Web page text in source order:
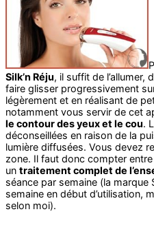
Silk’n Réju, il suffit de l’allumer,
faire glisser progressivement
légèrement et en réalisant de
notamment vous servir de cet
le contour des yeux et le cou.
déconseillées en raison de la
lumière diffusées. Vous devez
zone. Il faut donc compter
un traitement complet de
séance par semaine (la marque
semaine en début d’utilisation,
selon moi).